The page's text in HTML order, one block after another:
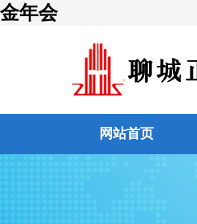
金年会
网站首页